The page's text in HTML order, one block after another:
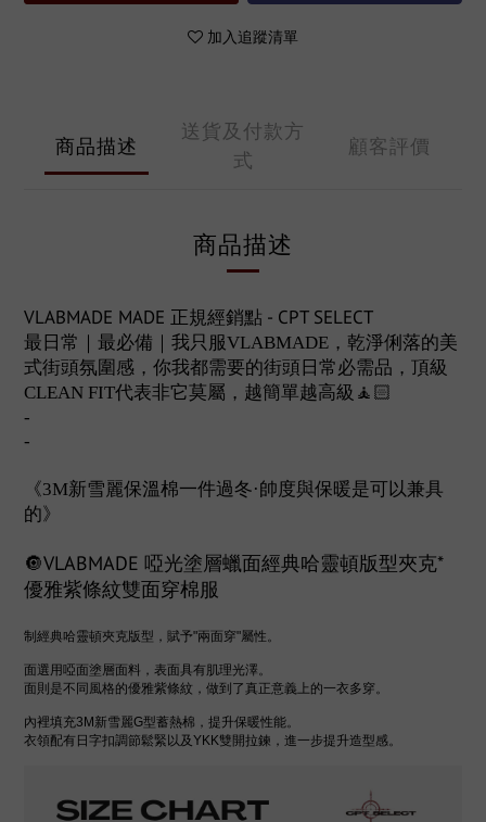
加入追蹤清單
商品描述
送貨及付款方
式
顧客評價
商品描述
VLABMADE MADE 正規經銷點 - CPT SELECT
最日常｜最必備｜我只服VLABMADE，乾淨俐落的美
式街頭氛圍感，你我都需要的街頭日常必需品，頂級
CLEAN FIT代表非它莫屬，越簡單越高級🧘🏻
-
-
《3M新雪麗保溫棉一件過冬·帥度與保暖是可以兼具
的》
🔘VLABMADE 啞光塗層蠟面經典哈靈頓版型夾克*
優雅紫條紋雙面穿棉服
制經典哈靈頓夾克版型，賦予"兩面穿"屬性。
面選用啞面塗層面料，表面具有肌理光澤。
面則是不同風格的優雅紫條紋，做到了真正意義上的一衣多穿。
內裡填充3M新雪麗G型蓄熱棉，提升保暖性能。
衣領配有日字扣調節鬆緊以及YKK雙開拉鍊，進一步提升造型感。